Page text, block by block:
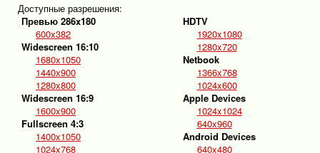
Доступные разрешения:
Превью 286x180
600x382
Widescreen 16:10
1680x1050
1440x900
1280x800
Widescreen 16:9
1600x900
Fullscreen 4:3
1400x1050
1024x768
HDTV
1920x1080
1280x720
Netbook
1366x768
1024x600
Apple Devices
1024x1024
640x960
Android Devices
640x480